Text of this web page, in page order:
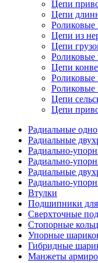
Цепи
Цепи
Цепи из
Цепи
Роликовые
Цепи
Роликовые
Цепи
Цепи
Радиальные
Радиальные
Радиально-
Радиально-
Радиальные
Радиально-
Втулки
Подшипники для
Сверхточные
Стопорные
Упорные
Гибридные
Манжеты